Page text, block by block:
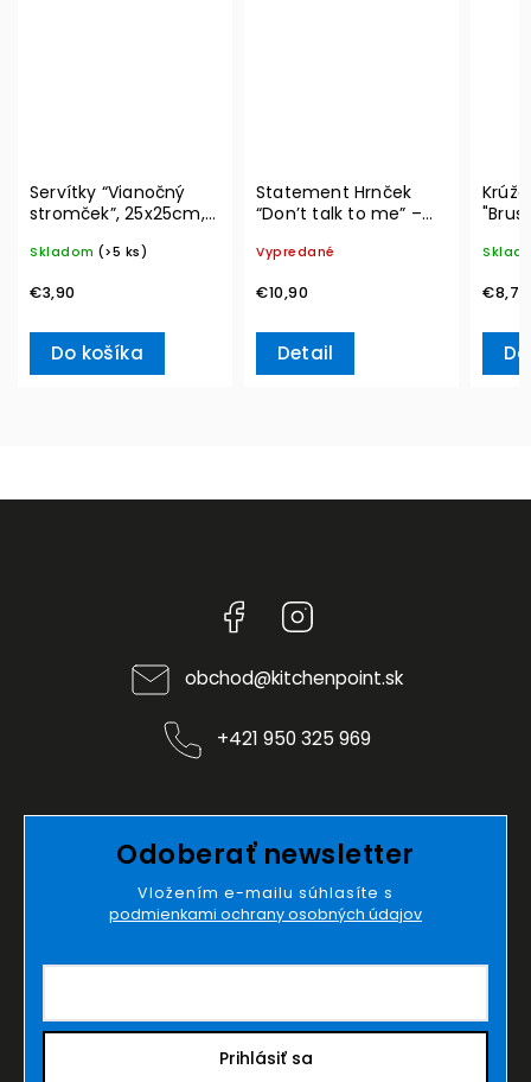
Servítky “Vianočný
stromček”, 25x25cm,
Villeroy & Boch
Skladom (>5 ks)
€3,90
Do košíka
Statement Hrnček
“Don’t talk to me” –
Vypredané
€10,90
Detail
€8,70
Facebook
obchod@kitchenpoint.sk
+421 950 325 969
Odoberať newsletter
Vložením e-mailu súhlasíte s
podmienkami ochrany osobných údajov
Prihlásiť sa